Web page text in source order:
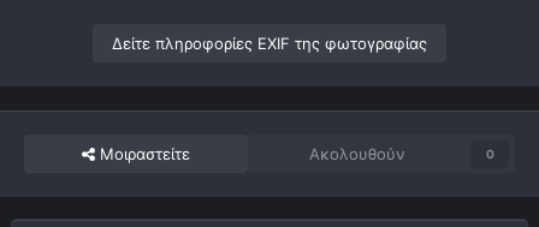
Δείτε πληροφορίες EXIF της φωτογραφίας
Μοιραστείτε Ακολουθούν 0